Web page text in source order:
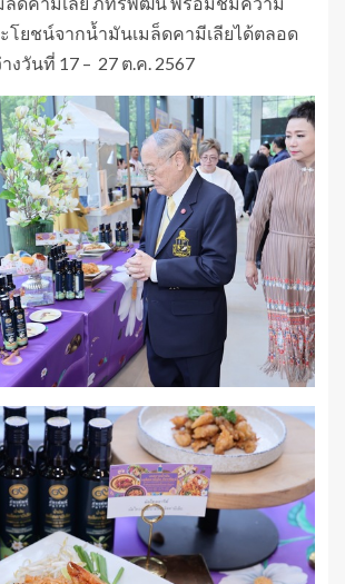
โยชน์จากน้ำมันเมล็ดคามีเลียได้ตลอด
งวันที่ 17 – 27 ต.ค. 2567